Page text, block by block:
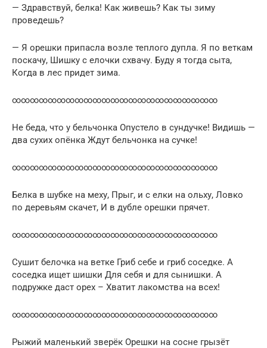
— Здравствуй, белка! Как живешь? Как ты зиму
проведешь?
— Я орешки припасла возле теплого дупла. Я по веткам
поскачу, Шишку с елочки схвачу. Буду я тогда сыта,
Когда в лес придет зима.
∞∞∞∞∞∞∞∞∞∞∞∞∞∞∞∞∞∞∞∞∞∞∞
Не беда, что у бельчонка Опустело в сундучке! Видишь —
два сухих опёнка Ждут бельчонка на сучке!
∞∞∞∞∞∞∞∞∞∞∞∞∞∞∞∞∞∞∞∞∞∞∞
Белка в шубке на меху, Прыг, и с елки на ольху, Ловко
по деревьям скачет, И в дубле орешки прячет.
∞∞∞∞∞∞∞∞∞∞∞∞∞∞∞∞∞∞∞∞∞∞∞
Сушит белочка на ветке Гриб себе и гриб соседке. А
соседка ищет шишки Для себя и для сынишки. А
подружке даст орех – Хватит лакомства на всех!
∞∞∞∞∞∞∞∞∞∞∞∞∞∞∞∞∞∞∞∞∞∞∞
Рыжий маленький зверёк Орешки на сосне грызёт